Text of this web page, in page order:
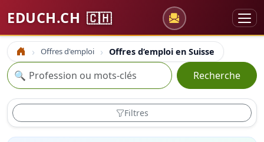
EDUCH.CH 🇨🇭
Accueil Offres d'emploi Offres d’emploi en Suisse
Recherche
🔍 Recherche
Filtres